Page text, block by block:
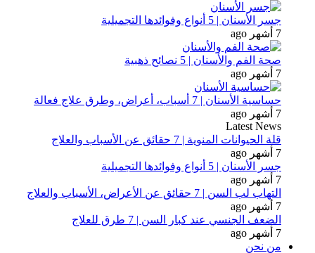
جسر الأسنان | 5 أنواع وفوائدها التجميلية
7 أشهر ago
صحة الفم والأسنان | 5 نصائح ذهبية
7 أشهر ago
حساسية الأسنان | 7 أسباب، أعراض، وطرق علاج فعالة
7 أشهر ago
Latest News
قلة الحيوانات المنوية | 7 حقائق عن الأسباب والعلاج
7 أشهر ago
جسر الأسنان | 5 أنواع وفوائدها التجميلية
7 أشهر ago
التهاب لب السن | 7 حقائق عن الأعراض، الأسباب والعلاج
7 أشهر ago
الضعف الجنسي عند كبار السن | 7 طرق للعلاج
7 أشهر ago
من نحن